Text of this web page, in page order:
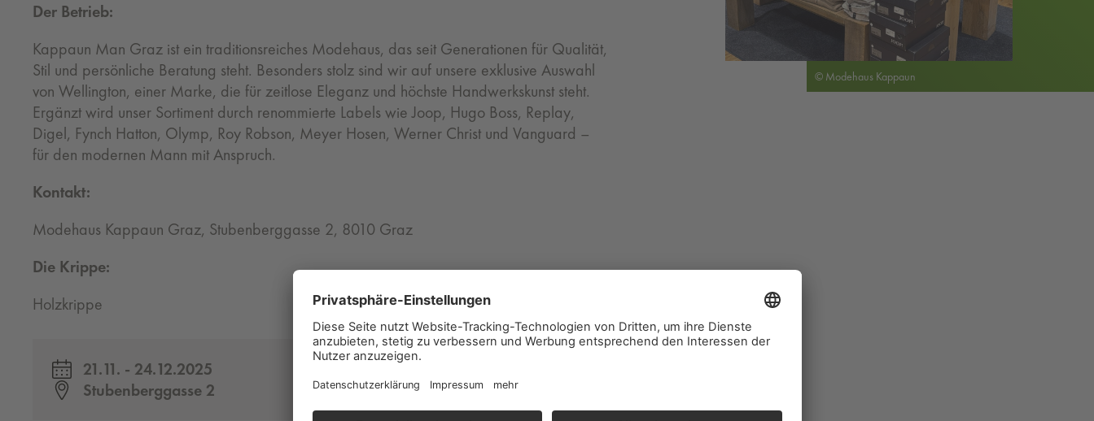
Der Betrieb:
Kappaun Man Graz ist ein traditionsreiches Modehaus, das seit Generationen für Qualität,
Stil und persönliche Beratung steht. Besonders stolz sind wir auf unsere exklusive Auswahl
von Wellington, einer Marke, die für zeitlose Eleganz und höchste Handwerkskunst steht.
Ergänzt wird unser Sortiment durch renommierte Labels wie Joop, Hugo Boss, Replay,
Digel, Fynch Hatton, Olymp, Roy Robson, Meyer Hosen, Werner Christ und Vanguard –
für den modernen Mann mit Anspruch.
Kontakt:
Modehaus Kappaun Graz, Stubenberggasse 2, 8010 Graz
Die Krippe:
Holzkrippe
21.11. - 24.12.2025
Stubenberggasse 2
© Modehaus Kappaun